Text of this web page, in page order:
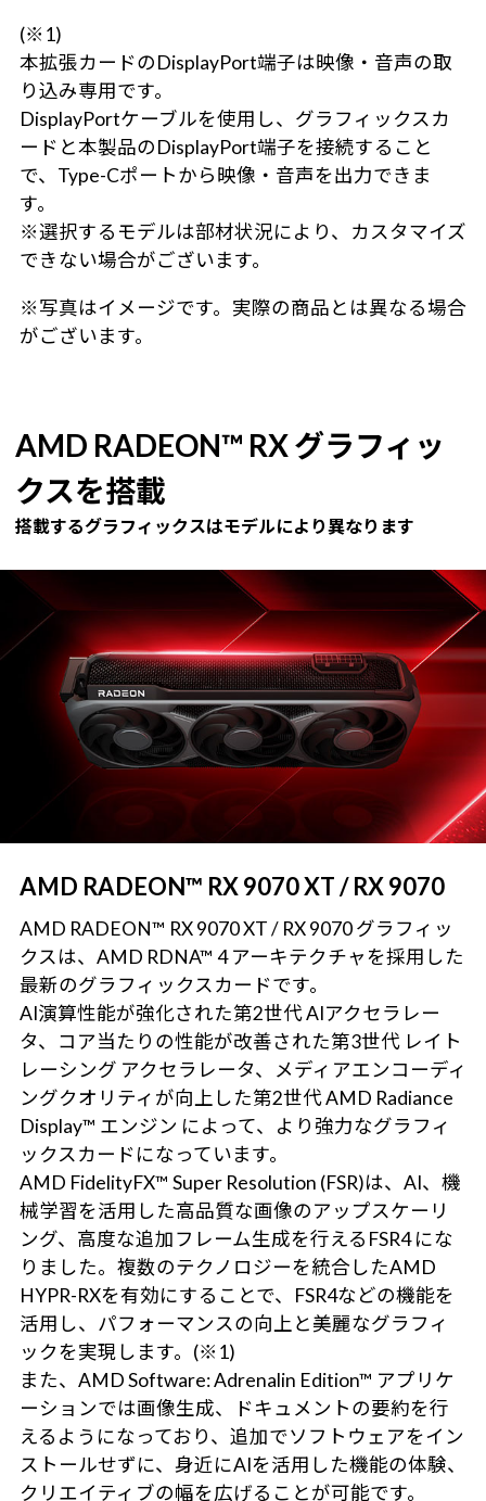
(※1)
本拡張カードのDisplayPort端子は映像・音声の取
り込み専用です。
DisplayPortケーブルを使用し、グラフィックスカ
ードと本製品のDisplayPort端子を接続すること
で、Type-Cポートから映像・音声を出力できま
す。
※選択するモデルは部材状況により、カスタマイズ
できない場合がございます。
※写真はイメージです。実際の商品とは異なる場合
がございます。
AMD RADEON™ RX グラフィッ
クスを搭載
搭載するグラフィックスはモデルにより異なります
AMD RADEON™ RX 9070 XT / RX 9070
AMD RADEON™ RX 9070 XT / RX 9070 グラフィッ
クスは、AMD RDNA™ 4 アーキテクチャを採用した
最新のグラフィックスカードです。
AI演算性能が強化された第2世代 AIアクセラレー
タ、コア当たりの性能が改善された第3世代 レイト
レーシング アクセラレータ、メディアエンコーディ
ングクオリティが向上した第2世代 AMD Radiance
Display™ エンジン によって、より強力なグラフィ
ックスカードになっています。
AMD FidelityFX™ Super Resolution (FSR)は、AI、機
械学習を活用した高品質な画像のアップスケーリ
ング、高度な追加フレーム生成を行えるFSR4 にな
りました。複数のテクノロジーを統合したAMD
HYPR-RXを有効にすることで、FSR4などの機能を
活用し、パフォーマンスの向上と美麗なグラフィ
ックを実現します。(※1)
また、AMD Software: Adrenalin Edition™ アプリケ
ーションでは画像生成、ドキュメントの要約を行
えるようになっており、追加でソフトウェアをイン
ストールせずに、身近にAIを活用した機能の体験、
クリエイティブの幅を広げることが可能です。